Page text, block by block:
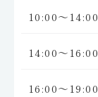
10:00～14:00
14:00～16:00
16:00～19:00